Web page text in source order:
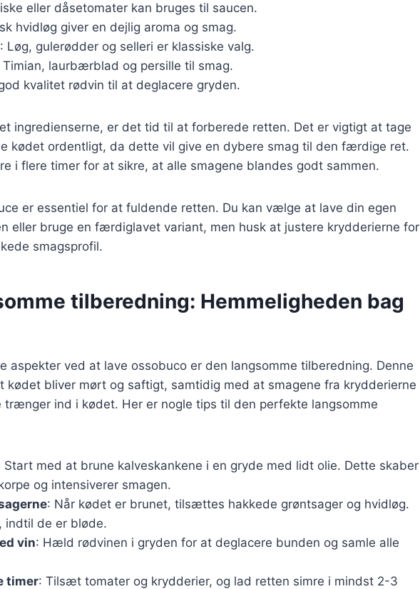
eller dåsetomater kan bruges til saucen.
hvidløg giver en dejlig aroma og smag.
: Løg, gulerødder og selleri er klassiske valg.
Timian, laurbærblad og persille til smag.
kvalitet rødvin til at deglacere gryden.
ingredienserne, er det tid til at forberede retten. Det er vigtigt at tage
kødet ordentligt, da dette vil give en dybere smag til den færdige ret.
i flere timer for at sikre, at alle smagene blandes godt sammen.
er essentiel for at fuldende retten. Du kan vælge at lave din egen
eller bruge en færdiglavet variant, men husk at justere krydderierne for
smagsprofil.
tilberedning: Hemmeligheden bag
aspekter ved at lave ossobuco er den langsomme tilberedning. Denne
kødet bliver mørt og saftigt, samtidig med at smagene fra krydderierne
trænger ind i kødet. Her er nogle tips til den perfekte langsomme
Start med at brune kalveskankene i en gryde med lidt olie. Dette skaber
og intensiverer smagen.
: Når kødet er brunet, tilsættes hakkede grøntsager og hvidløg.
indtil de er bløde.
vin: Hæld rødvinen i gryden for at deglacere bunden og samle alle
timer: Tilsæt tomater og krydderier, og lad retten simre i mindst 2-3